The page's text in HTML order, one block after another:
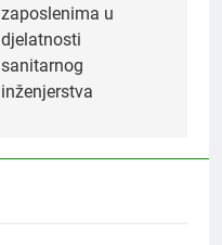
zaposlenima u
djelatnosti
sanitarnog
inženjerstva